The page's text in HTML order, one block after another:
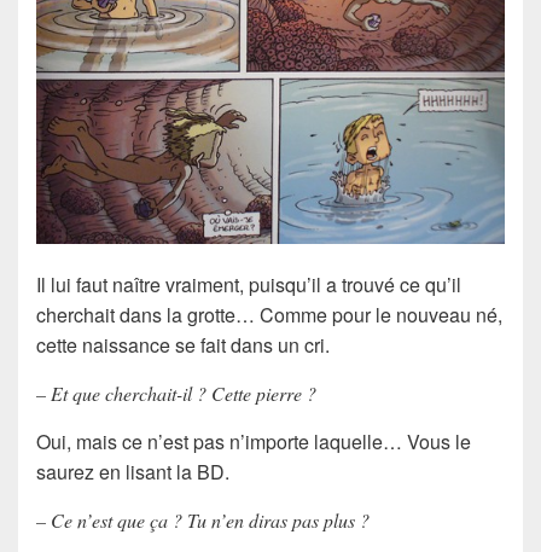
Il lui faut naître vraiment, puisqu’il a trouvé ce qu’il
cherchait dans la grotte… Comme pour le nouveau né,
cette naissance se fait dans un cri.
– Et que cherchait-il ? Cette pierre ?
Oui, mais ce n’est pas n’importe laquelle… Vous le
saurez en lisant la BD.
– Ce n’est que ça ? Tu n’en diras pas plus ?